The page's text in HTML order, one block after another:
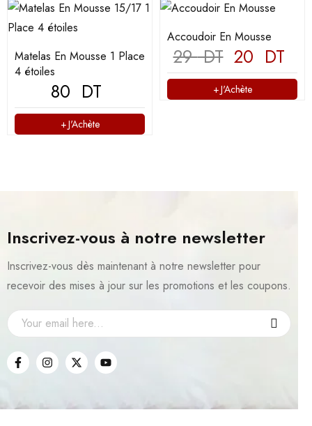
Matelas En Mousse 1 Place
4 étoiles
80 DT
J'Achète
Accoudoir En Mousse
29DT 20 DT
J'Achète
Inscrivez-vous à notre newsletter
Inscrivez-vous dès maintenant à notre newsletter pour
recevoir des mises à jour sur les promotions et les coupons.